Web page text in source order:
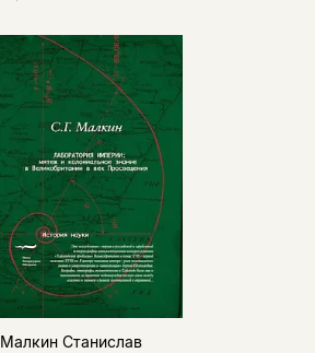
Малкин Станислав